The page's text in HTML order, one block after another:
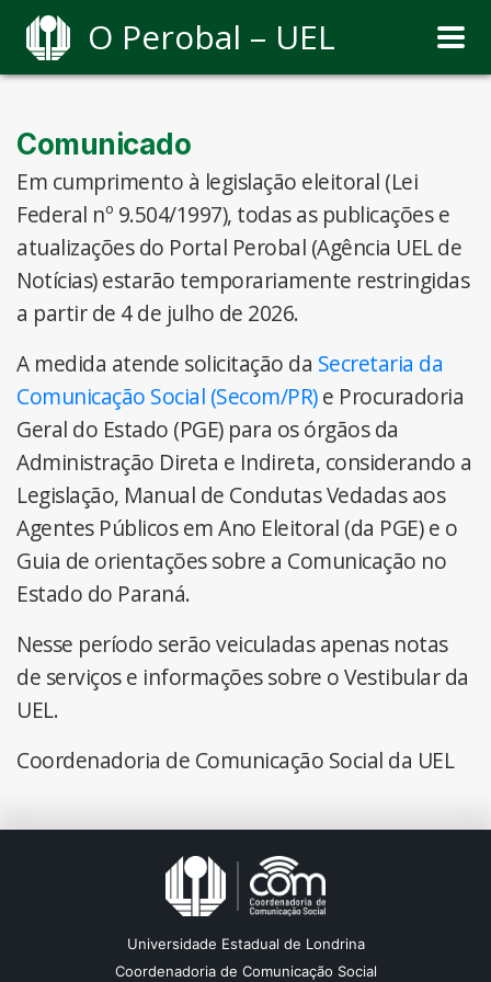
O Perobal – UEL
Comunicado
Em cumprimento à legislação eleitoral (Lei
Federal nº 9.504/1997), todas as publicações e
atualizações do Portal Perobal (Agência UEL de
Notícias) estarão temporariamente restringidas
a partir de 4 de julho de 2026.
A medida atende solicitação da Secretaria da
Comunicação Social (Secom/PR)e Procuradoria
Geral do Estado (PGE) para os órgãos da
Administração Direta e Indireta, considerando a
Legislação, Manual de Condutas Vedadas aos
Agentes Públicos em Ano Eleitoral (da PGE) e o
Guia de orientações sobre a Comunicação no
Estado do Paraná.
Nesse período serão veiculadas apenas notas
de serviços e informações sobre o Vestibular da
UEL.
Coordenadoria de Comunicação Social da UEL
Universidade Estadual de Londrina
Coordenadoria de Comunicação Social